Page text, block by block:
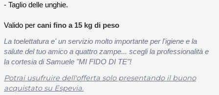
- Taglio delle unghie.
Valido per cani fino a 15 kg di peso
La toelettatura e' un servizio molto importante per l'igiene e la
salute del tuo amico a quattro zampe... scegli la professionalità e
la cortesia di Samuele "MI FIDO DI TE"!
Potrai usufruire dell'offerta solo presentando il buono
acquistato su Espevia.